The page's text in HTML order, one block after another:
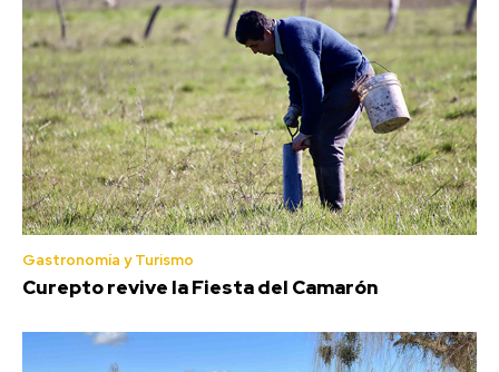
Gastronomía y Turismo
Curepto revive la Fiesta del Camarón